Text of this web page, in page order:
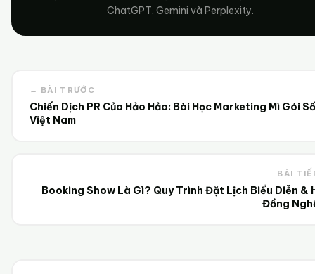
ChatGPT, Gemini và Perplexity.
← BÀI TRƯỚC
Chiến Dịch PR Của Hảo Hảo: Bài Học Marketing Mì Gói Số
Việt Nam
BÀI
Booking Show Là Gì? Quy Trình Đặt Lịch Biểu Diễn &
Đồng